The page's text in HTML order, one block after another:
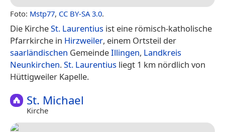
Foto: Mstp77, CC BY-SA 3.0.
Die KircheSt. Laurentius ist eine römisch-katholische
Pfarrkirche in Hirzweiler, einem Ortsteil der
saarländischen GemeindeIllingen, Landkreis
Neunkirchen.St. Laurentius liegt 1 km nördlich von
Hüttigweiler Kapelle.
St. Michael
Kirche